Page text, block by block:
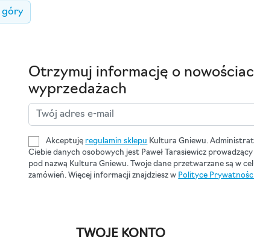
góry
Otrzymuj informację o
wyprzedażach
Akceptuję regulamin sklepu Kultura Gniewu.
Ciebie danych osobowych jest Paweł Tarasiewicz
pod nazwą Kultura Gniewu. Twoje dane przetwarzane są w
zamówień. Więcej informacji znajdziesz w Polityce
TWOJE KONTO